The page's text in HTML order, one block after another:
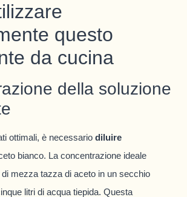
questo
da cucina
della soluzione
ottimali, è necessario diluire
bianco. La concentrazione ideale
di mezza tazza di aceto in un secchio
litri di acqua tiepida. Questa